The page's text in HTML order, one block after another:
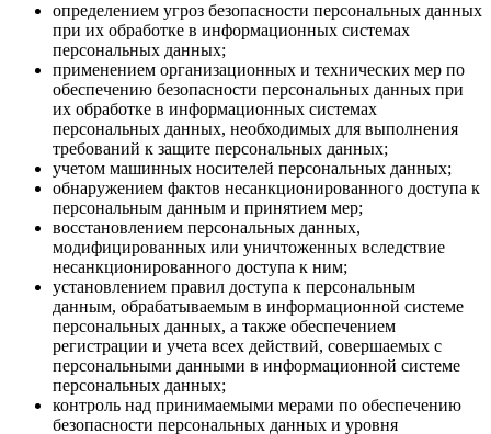
определением угроз безопасности персональных данных
при их обработке в информационных системах
персональных данных;
применением организационных и технических мер по
обеспечению безопасности персональных данных при
их обработке в информационных системах
персональных данных, необходимых для выполнения
требований к защите персональных данных;
учетом машинных носителей персональных данных;
обнаружением фактов несанкционированного доступа к
персональным данным и принятием мер;
восстановлением персональных данных,
модифицированных или уничтоженных вследствие
несанкционированного доступа к ним;
установлением правил доступа к персональным
данным, обрабатываемым в информационной системе
персональных данных, а также обеспечением
регистрации и учета всех действий, совершаемых с
персональными данными в информационной системе
персональных данных;
контроль над принимаемыми мерами по обеспечению
безопасности персональных данных и уровня